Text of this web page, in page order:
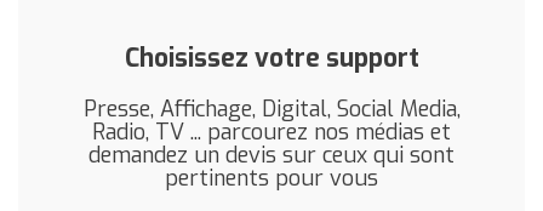
Choisissez votre support
Presse, Affichage, Digital, Social Media,
Radio, TV ... parcourez nos médias et
demandez un devis sur ceux qui sont
pertinents pour vous